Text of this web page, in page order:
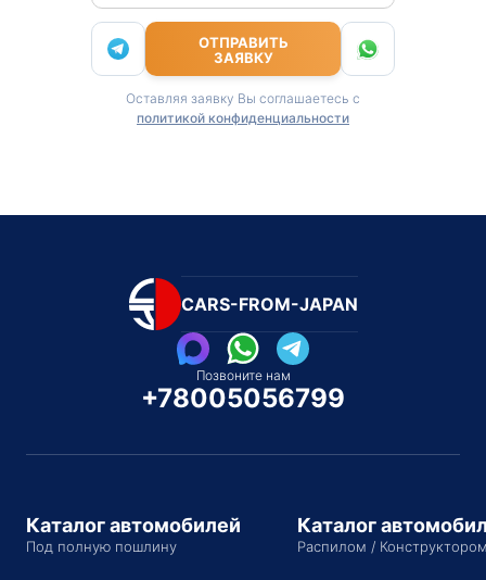
ОТПРАВИТЬ
ЗАЯВКУ
Оставляя заявку Вы соглашаетесь с
политикой конфиденциальности
CARS-FROM-JAPAN
Позвоните нам
+78005056799
Каталог автомобилей
Под полную пошлину
Каталог
Распилом /